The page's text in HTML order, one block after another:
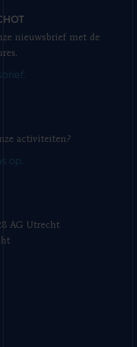
nieuwsbrief met de
activiteiten?
op.
AG Utrecht